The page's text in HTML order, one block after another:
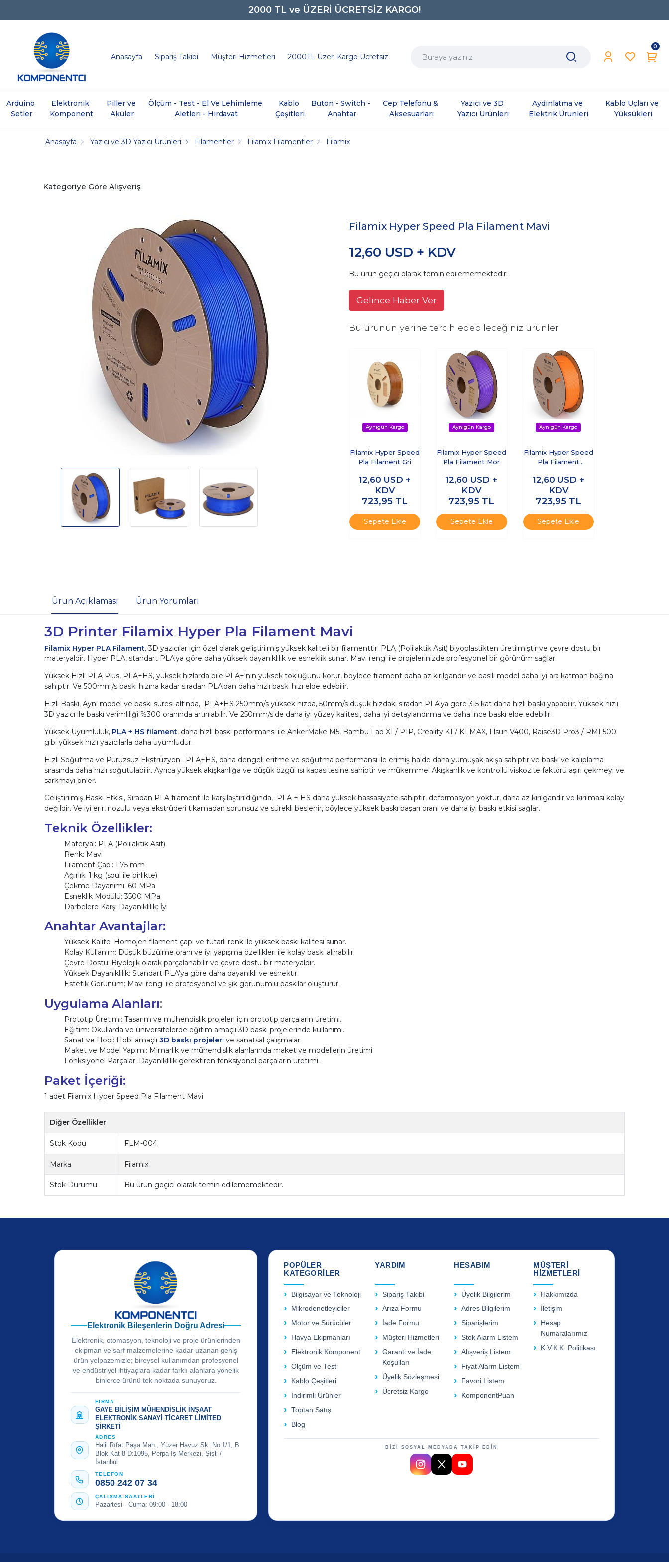
0850 242 0734
Anasayfa Sipariş Takibi Müşteri Hizmetleri 2000TL Üzeri Kargo Ücretsiz
0
Arduino
Setler
Elektronik
Komponent
Piller ve
Aküler
Ölçüm - Test - El Ve Lehimleme
Aletleri - Hırdavat
Kablo
Çeşitleri
Buton - Switch -
Anahtar
Cep Telefonu &
Aksesuarları
Yazıcı ve 3D
Yazıcı Ürünleri
Aydınlatma ve
Elektrik Ürünleri
Kablo Uçları ve
Yüksükleri
Anasayfa Yazıcı ve 3D Yazıcı Ürünleri Filamentler Filamix Filamentler Filamix
Kategoriye Göre Alışveriş
Filamix Hyper Speed Pla Filament Mavi
12,60 USD + KDV
Bu ürün geçici olarak temin edilememektedir.
Gelince Haber Ver
Bu ürünün yerine tercih edebileceğiniz ürünler
Filamix Hyper Speed
Pla Filament Gri
12,60 USD +
KDV
723,95 TL
Sepete Ekle
Filamix Hyper Speed
Pla Filament Mor
12,60 USD +
KDV
723,95 TL
Sepete Ekle
Filamix Hyper Speed
Pla Filament
12,60 USD +
KDV
723,95 TL
Sepete Ekle
Ürün Açıklaması Ürün Yorumları
3D Printer Filamix Hyper Pla Filament Mavi
Filamix Hyper PLA Filament, 3D yazıcılar için özel olarak geliştirilmiş yüksek kaliteli bir filamenttir. PLA (Polilaktik Asit) biyoplastikten üretilmiştir ve çevre dostu bir
materyaldir. Hyper PLA, standart PLA'ya göre daha yüksek dayanıklılık ve esneklik sunar. Mavi rengi ile projelerinizde profesyonel bir görünüm sağlar.
Yüksek Hızlı PLA Plus, PLA+HS, yüksek hızlarda bile PLA+'nın yüksek tokluğunu korur, böylece filament daha az kırılgandır ve basılı model daha iyi ara katman bağına
sahiptir. Ve 500mm/s baskı hızına kadar sıradan PLA'dan daha hızlı baskı hızı elde edebilir.
Hızlı Baskı,Aynı model ve baskı süresi altında, PLA+HS 250mm/s yüksek hızda, 50mm/s düşük hızdaki sıradan PLA'ya göre 3-5 kat daha hızlı baskı yapabilir. Yüksek hızlı
3D yazıcı ile baskı verimliliği %300 oranında artırılabilir. Ve 250mm/s'de daha iyi yüzey kalitesi, daha iyi detaylandırma ve daha ince baskı elde edebilir.
Yüksek Uyumluluk, PLA + HS filament, daha hızlı baskı performansı ile AnkerMake M5, Bambu Lab X1 / P1P, Creality K1 / K1 MAX, Flsun V400, Raise3D Pro3 / RMF500
gibi yüksek hızlı yazıcılarla daha uyumludur.
Hızlı Soğutma ve Pürüzsüz Ekstrüzyon: PLA+HS, daha dengeli eritme ve soğutma performansı ile erimiş halde daha yumuşak akışa sahiptir ve baskı ve kalıplama
sırasında daha hızlı soğutulabilir. Ayrıca yüksek akışkanlığa ve düşük özgül ısı kapasitesine sahiptir ve mükemmel Akışkanlık ve kontrollü viskozite faktörü aşırı çekmeyi ve
sarkmayı önler.
Geliştirilmiş Baskı Etkisi, Sıradan PLA filament ile karşılaştırıldığında, PLA + HS daha yüksek hassasiyete sahiptir, deformasyon yoktur, daha az kırılgandır ve kırılması kolay
değildir. Ve iyi erir, nozulu veya ekstrüderi tıkamadan sorunsuz ve sürekli beslenir, böylece yüksek baskı başarı oranı ve daha iyi baskı etkisi sağlar.
Teknik Özellikler:
Materyal: PLA (Polilaktik Asit)
Renk: Mavi
Filament Çapı: 1.75 mm
Ağırlık: 1 kg (spul ile birlikte)
Çekme Dayanımı: 60 MPa
Esneklik Modülü: 3500 MPa
Darbelere Karşı Dayanıklılık: İyi
Anahtar Avantajlar:
Yüksek Kalite: Homojen filament çapı ve tutarlı renk ile yüksek baskı kalitesi sunar.
Kolay Kullanım: Düşük büzülme oranı ve iyi yapışma özellikleri ile kolay baskı alınabilir.
Çevre Dostu: Biyolojik olarak parçalanabilir ve çevre dostu bir materyaldir.
Yüksek Dayanıklılık: Standart PLA'ya göre daha dayanıklı ve esnektir.
Estetik Görünüm: Mavi rengi ile profesyonel ve şık görünümlü baskılar oluşturur.
Uygulama Alanları:
Prototip Üretimi: Tasarım ve mühendislik projeleri için prototip parçaların üretimi.
Eğitim: Okullarda ve üniversitelerde eğitim amaçlı 3D baskı projelerinde kullanımı.
Sanat ve Hobi: Hobi amaçlı 3D baskı projeleri ve sanatsal çalışmalar.
Maket ve Model Yapımı: Mimarlık ve mühendislik alanlarında maket ve modellerin üretimi.
Fonksiyonel Parçalar: Dayanıklılık gerektiren fonksiyonel parçaların üretimi.
Paket İçeriği:
1 adet Filamix Hyper Speed Pla Filament Mavi
Diğer Özellikler
Stok Kodu FLM-004
Marka Filamix
Stok Durumu Bu ürün geçici olarak temin edilememektedir.
Elektronik Bileşenlerin Doğru Adresi
Elektronik, otomasyon, teknoloji ve proje ürünlerinden
ekipman ve sarf malzemelerine kadar uzanan geniş
ürün yelpazemizle; bireysel kullanımdan profesyonel
ve endüstriyel ihtiyaçlara kadar farklı alanlara yönelik
binlerce ürünü tek noktada sunuyoruz.
FİRMA
GAYE BİLİŞİM MÜHENDİSLİK İNŞAAT
ELEKTRONİK SANAYİ TİCARET LİMİTED
ŞİRKETİ
ADRES
Halil Rıfat Paşa Mah., Yüzer Havuz Sk. No:1/1, B
Blok Kat 8 D:1095, Perpa İş Merkezi, Şişli /
İstanbul
TELEFON
0850 242 07 34
ÇALIŞMA SAATLERİ
Pazartesi - Cuma: 09:00 - 18:00
POPÜLER
KATEGORİLER
Bilgisayar ve Teknoloji
Mikrodenetleyiciler
Motor ve Sürücüler
Havya Ekipmanları
Elektronik Komponent
Ölçüm ve Test
Kablo Çeşitleri
İndirimli Ürünler
Toptan Satış
Blog
YARDIM
Sipariş Takibi
Arıza Formu
İade Formu
Müşteri Hizmetleri
Garanti ve İade
Koşulları
Üyelik Sözleşmesi
Ücretsiz Kargo
HESABIM
Üyelik Bilgilerim
Adres Bilgilerim
Siparişlerim
Stok Alarm Listem
Alışveriş Listem
Fiyat Alarm Listem
Favori Listem
KomponentPuan
MÜŞTERİ
HİZMETLERİ
Hakkımızda
İletişim
Hesap
Numaralarımız
K.V.K.K. Politikası
BİZİ SOSYAL MEDYADA TAKİP EDİN